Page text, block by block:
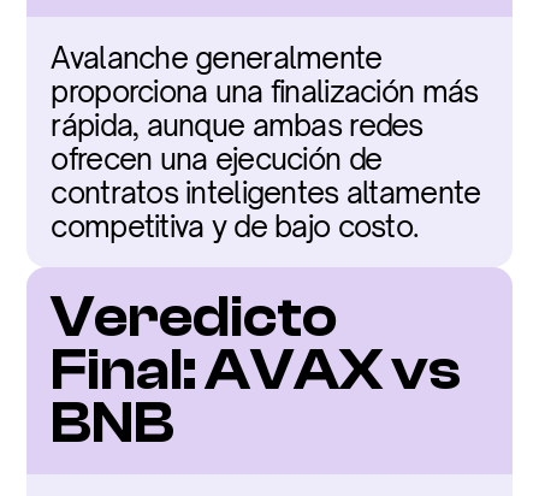
Avalanche generalmente
proporciona una finalización más
rápida, aunque ambas redes
ofrecen una ejecución de
contratos inteligentes altamente
competitiva y de bajo costo.
Veredicto
Final: AVAX vs
BNB